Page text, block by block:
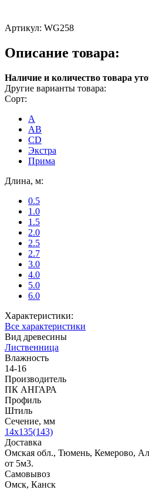
Артикул: WG258
Описание товара:
Наличие и количество товара
Другие варианты товара:
Сорт:
A
AB
CD
Экстра
Прима
Длина, м:
0.5
1.0
1.5
2.0
2.5
2.7
3.0
4.0
5.0
6.0
Характеристики:
Все характеристики
Вид древесины
Лиственница
Влажность
14-16
Производитель
ПК АНГАРА
Профиль
Штиль
Сечение, мм
14x135(143)
Доставка
Омская обл., Тюмень, Кемерово,
от 5м3.
Самовывоз
Омск, Канск